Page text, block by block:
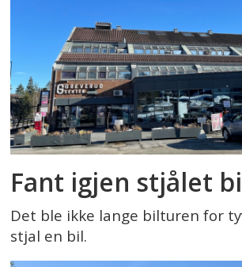
Fant igjen stjålet
Det ble ikke lange bilturen for
stjal en bil.